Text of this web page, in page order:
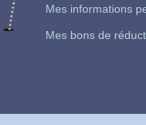
Mes informations
Mes bons de